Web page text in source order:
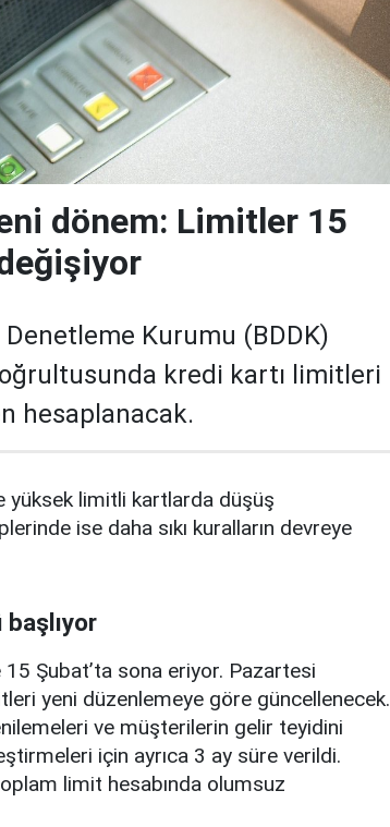
dönem: Limitler 15
Denetleme Kurumu (BDDK)
kredi kartı limitleri
hesaplanacak.
yüksek limitli kartlarda düşüş
ise daha sıkı kuralların devreye
15 Şubat’ta sona eriyor. Pazartesi
yeni düzenlemeye göre güncellenecek.
ve müşterilerin gelir teyidini
için ayrıca 3 ay süre verildi.
limit hesabında olumsuz